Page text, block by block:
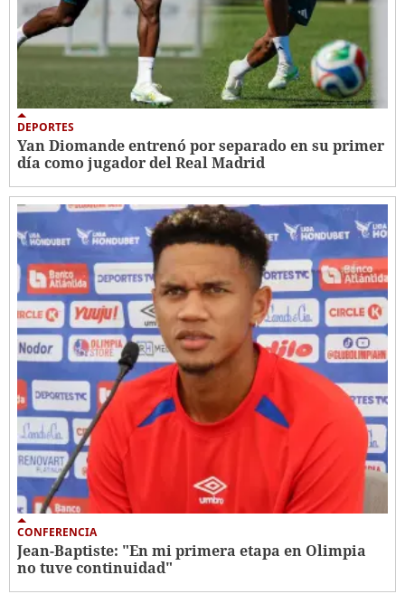
DEPORTES
Yan Diomande entrenó por separado en su primer
día como jugador del Real Madrid
CONFERENCIA
Jean-Baptiste: "En mi primera etapa en Olimpia
no tuve continuidad"